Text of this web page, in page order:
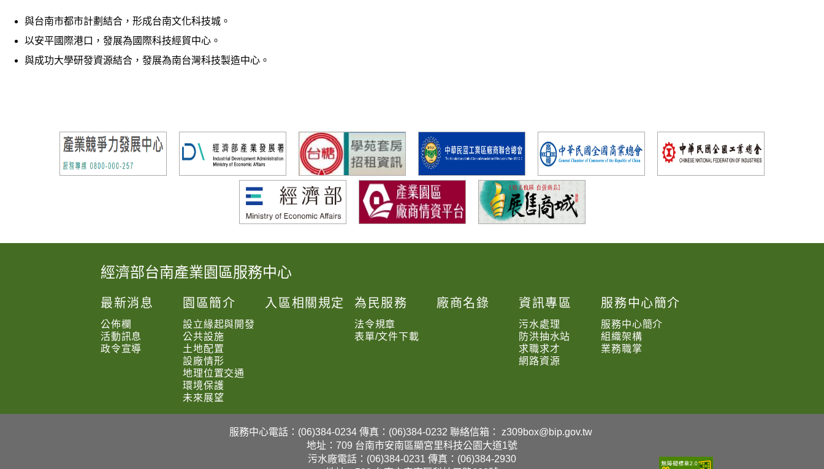
與台南市都市計劃結合，形成台南文化科技城。
以安平國際港口，發展為國際科技經貿中心。
與成功大學研發資源結合，發展為南台灣科技製造中心。
:
:
經濟部台南產業園區服務中心
最新消息
公佈欄
活動訊息
政令宣導
園區簡介
設立緣起與開發
公共設施
土地配置
設廠情形
地理位置交通
環境保護
未來展望
入區相關規定 為民服務
法令規章
表單/文件下載
廠商名錄 資訊專區
污水處理
防洪抽水站
求職求才
網路資源
服務中心簡介
服務中心簡介
組織架構
業務職掌
服務中心電話：(06)384-0234 傳真：(06)384-0232 聯絡信箱：
z309box@bip.gov.tw
地址：709 台南市安南區顯宮里科技公園大道1號
污水廠電話：(06)384-0231 傳真：(06)384-2930